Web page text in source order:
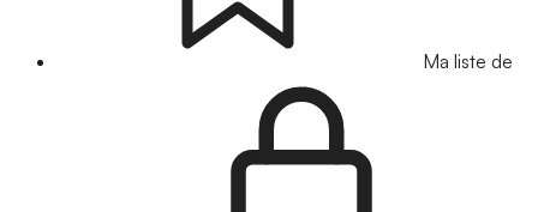
Ma liste de